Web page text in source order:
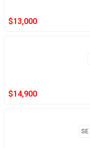
$13,000
$14,900
SE